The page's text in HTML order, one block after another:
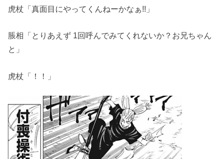
虎杖「真面目にやってくんねーかなぁ!!」
脹相「とりあえず 1回呼んでみてくれないか？お兄ちゃん
と」
虎杖「！！」